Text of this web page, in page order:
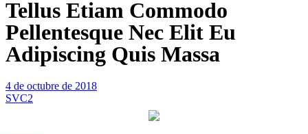
Tellus Etiam Commodo
Pellentesque Nec Elit Eu
Adipiscing Quis Massa
4 de octubre de 2018
SVC2